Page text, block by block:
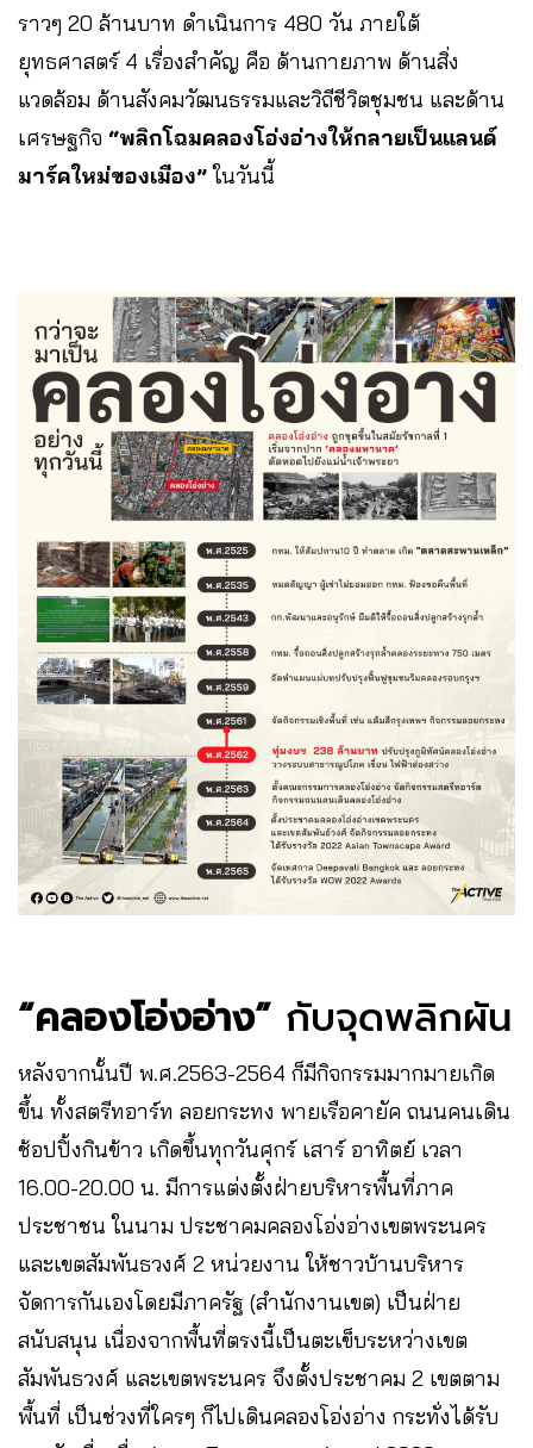
ราวๆ 20 ล้านบาท ดำเนินการ 480 วัน ภายใต้
ยุทธศาสตร์ 4 เรื่องสำคัญ คือ ด้านกายภาพ ด้านสิ่ง
แวดล้อม ด้านสังคมวัฒนธรรมและวิถีชีวิตชุมชน และด้าน
เศรษฐกิจ “พลิกโฉมคลองโอ่งอ่างให้กลายเป็นแลนด์
มาร์คใหม่ของเมือง”ในวันนี้
“คลองโอ่งอ่าง” กับจุดพลิกผัน
หลังจากนั้นปี พ.ศ.2563-2564 ก็มีกิจกรรมมากมายเกิด
ขึ้น ทั้งสตรีทอาร์ท ลอยกระทง พายเรือคายัค ถนนคนเดิน
ช้อปปิ้งกินข้าว เกิดขึ้นทุกวันศุกร์ เสาร์ อาทิตย์ เวลา
16.00-20.00 น. มีการแต่งตั้งฝ่ายบริหารพื้นที่ภาค
ประชาชน ในนาม ประชาคมคลองโอ่งอ่างเขตพระนคร
และเขตสัมพันธวงศ์ 2 หน่วยงาน ให้ชาวบ้านบริหาร
จัดการกันเองโดยมีภาครัฐ (สำนักงานเขต) เป็นฝ่าย
สนับสนุน เนื่องจากพื้นที่ตรงนี้เป็นตะเข็บระหว่างเขต
สัมพันธวงศ์ และเขตพระนคร จึงตั้งประชาคม 2 เขตตาม
พื้นที่ เป็นช่วงที่ใครๆ ก็ไปเดินคลองโอ่งอ่าง กระทั่งได้รับ